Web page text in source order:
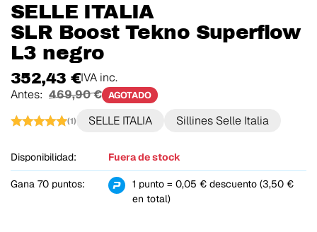
SELLE ITALIA
SLR Boost Tekno Superflow
L3 negro
352,43 €IVA inc.
Antes: 469,90 € AGOTADO
(1) SELLE ITALIA Sillines Selle Italia
Disponibilidad: Fuera de stock
Gana 70 puntos:
1 punto = 0,05 € descuento (3,50 €
en total)